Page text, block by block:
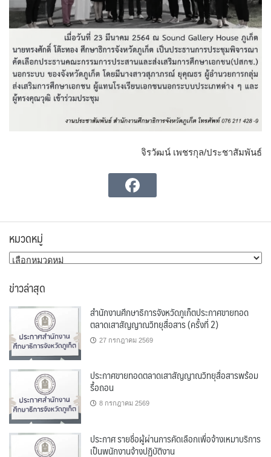
จิรวัฒน์ เพชรกุล/ประชาสัมพันธ์
หมวดหมู่
หมวด
ข่าวล่าสุด
สำนักงานศึกษาธิการจังหวัดภูเก็ตประกาศขายทอด
ตลาดเสาสัญญาณวิทยุสื่อสาร (ครั้งที่ 2)
27 กรกฎาคม 2569
ประกาศขายทอดตลาดเสาสัญญาณวิทยุสื่อสารพร้อม
รื้อถอน
8 กรกฎาคม 2569
ประกาศ รายชื่อผู้ผ่านการคัดเลือกเพื่อจ้างเหมาบริการ
เป็นพนักงานจ้างปฏิบัติงาน